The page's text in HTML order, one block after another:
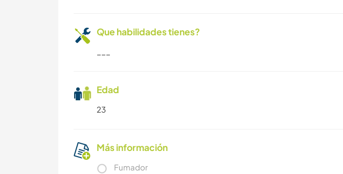
Que habilidades tienes?
Edad
23
Más información
Fumador